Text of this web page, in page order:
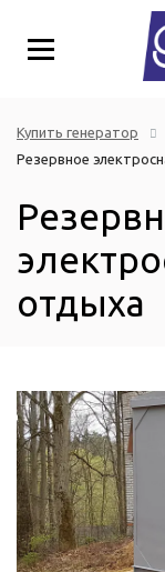
Купить генератор
Резервное
отдыха